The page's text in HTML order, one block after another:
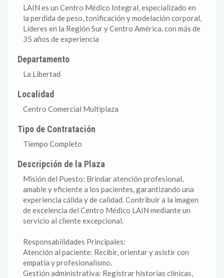
LAIN es un Centro Médico Integral, especializado en
la perdida de peso, tonificación y modelación corporal,
Líderes en la Región Sur y Centro América, con más de
35 años de experiencia
Departamento
La Libertad
Localidad
Centro Comercial Multiplaza
Tipo de Contratación
Tiempo Completo
Descripción de la Plaza
Misión del Puesto: Brindar atención profesional,
amable y eficiente a los pacientes, garantizando una
experiencia cálida y de calidad. Contribuir a la imagen
de excelencia del Centro Médico LAIN mediante un
servicio al cliente excepcional.
Responsabilidades Principales:
Atención al paciente: Recibir, orientar y asistir con
empatía y profesionalismo.
Gestión administrativa: Registrar historias clínicas,